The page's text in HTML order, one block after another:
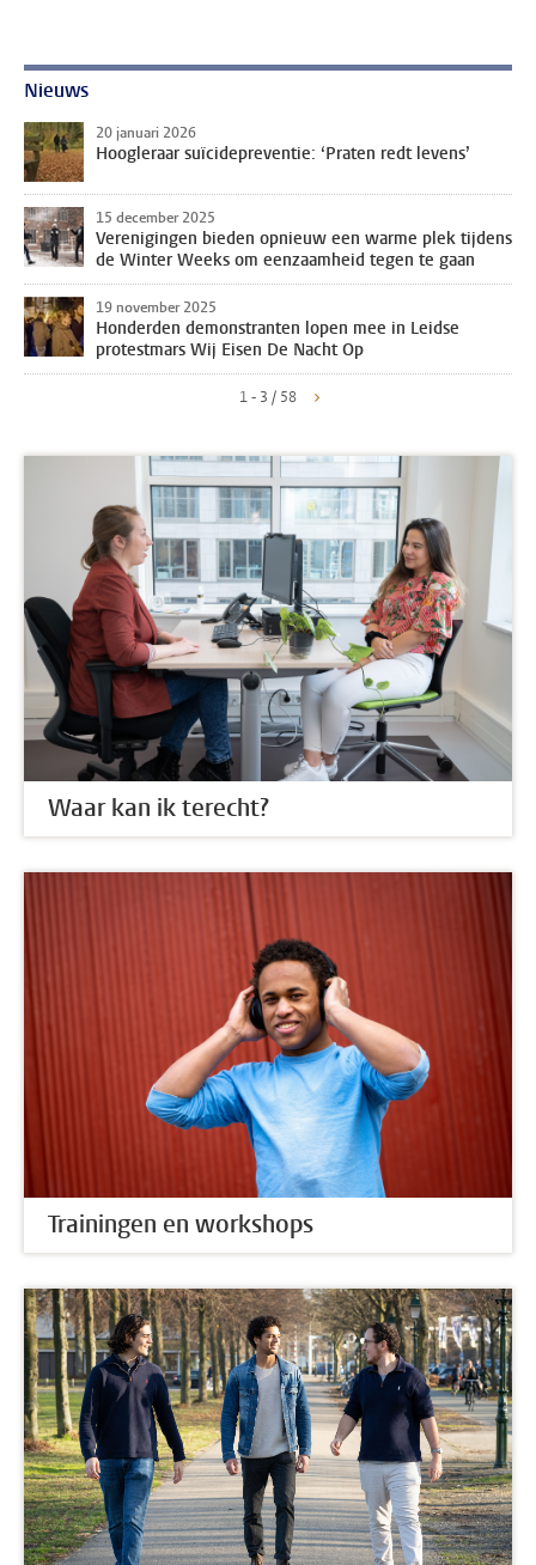
Nieuws
20 januari 2026
Hoogleraar suïcidepreventie: ‘Praten redt levens’
15 december 2025
Verenigingen bieden opnieuw een warme plek tijdens
de Winter Weeks om eenzaamheid tegen te gaan
19 november 2025
Honderden demonstranten lopen mee in Leidse
protestmars Wij Eisen De Nacht Op
1 - 3 / 58
Waar kan ik terecht?
Trainingen en workshops